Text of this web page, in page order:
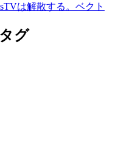
は解散する。ベクト
グ